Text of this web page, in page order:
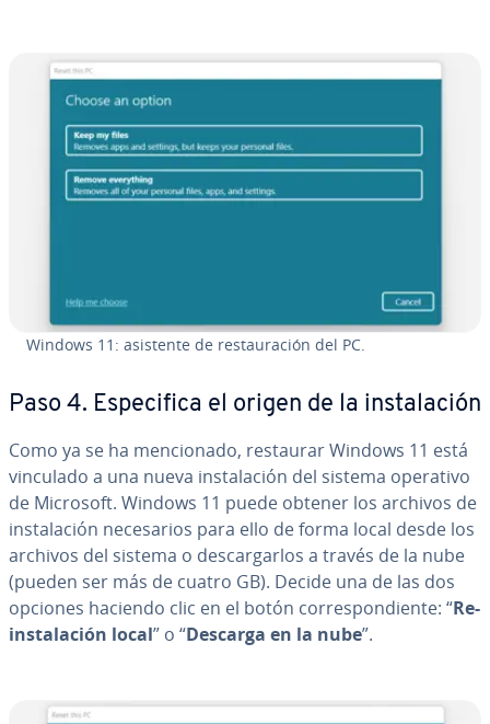
Windows 11: asistente de re­s­tau­ra­ción del PC.
Paso 4. Es­pe­ci­fi­ca el origen de la in­s­ta­la­ción
Como ya se ha me­n­cio­na­do, restaurar Windows 11 está
vinculado a una nueva in­s­ta­la­ción del sistema operativo
de Microsoft. Windows 11 puede obtener los archivos de
in­s­ta­la­ción ne­ce­sa­rios para ello de forma local desde los
archivos del sistema o de­s­ca­r­gar­los a través de la nube
(pueden ser más de cuatro GB). Decide una de las dos
opciones haciendo clic en el botón co­rre­s­po­n­die­n­te: “Re­
in­s­ta­la­ción local” o “Descarga en la nube”.